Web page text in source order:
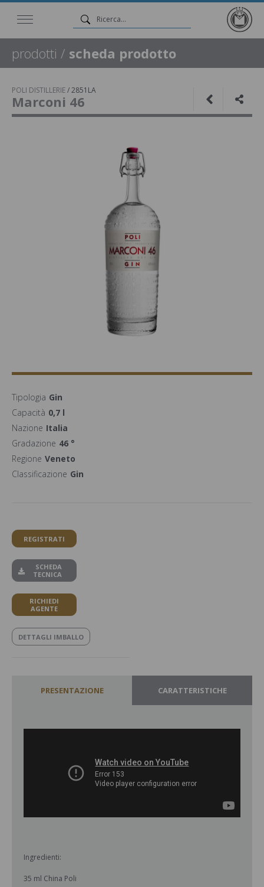
prodotti / scheda prodotto
POLI DISTILLERIE/2851LA
Marconi 46
Tipologia Gin
Capacità 0,7 l
Nazione Italia
Gradazione 46 °
Regione Veneto
Classificazione Gin
REGISTRATI
SCHEDA
TECNICA
RICHIEDI
AGENTE
DETTAGLI IMBALLO
PRESENTAZIONE CARATTERISTICHE
Ingredienti:
35 ml China Poli